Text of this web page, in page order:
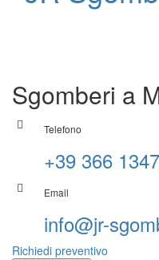
Sgomberi a
Telefono
+39 366
Email
info@jr-
Richiedi preventivo